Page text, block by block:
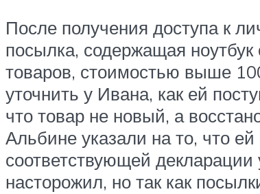
После получения доступа к
посылка, содержащая
товаров, стоимостью выше
уточнить у Ивана, как ей
что товар не новый, а
Альбине указали на то, что
соответствующей
насторожил, но так как